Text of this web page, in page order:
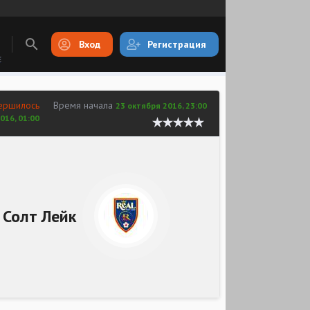
Вход Регистрация
Время начала 23 октября 2016, 23:00
01:00
Лейк